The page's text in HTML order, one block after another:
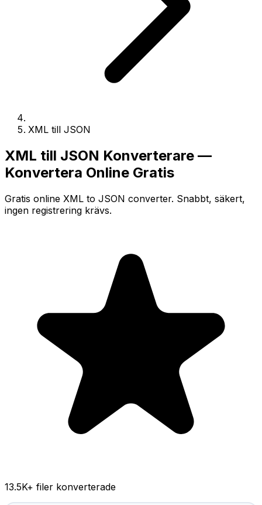
XML till JSON
XML till JSON Konverterare —
Konvertera Online Gratis
Gratis online XML to JSON converter. Snabbt, säkert,
ingen registrering krävs.
13.5K+ filer konverterade